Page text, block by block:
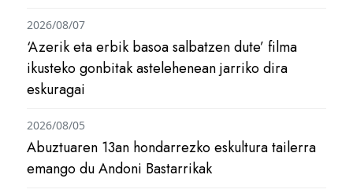
‘Azerik eta erbik basoa salbatzen dute’ filma
ikusteko gonbitak astelehenean jarriko dira
eskuragai
2026/08/07
Abuztuaren 13an hondarrezko eskultura tailerra
emango du Andoni Bastarrikak
2026/08/05